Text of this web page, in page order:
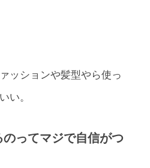
ッションや髪型やら使っ
い。
ってマジで自信がつ